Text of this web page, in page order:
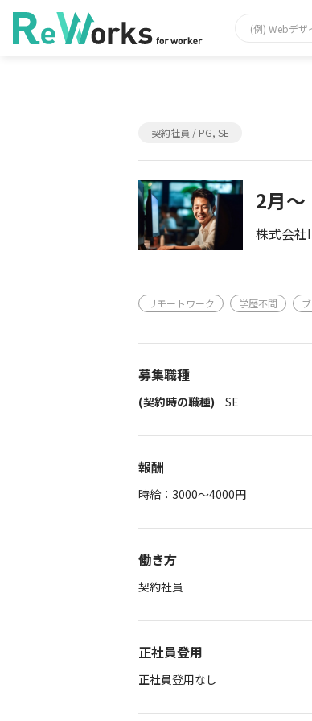
契約社員 / PG, SE
2月～
株式会社
リモートワーク 学歴不問
募集職種
(契約時の職種) SE
報酬
時給：3000～4000円
働き方
契約社員
正社員登用
正社員登用なし